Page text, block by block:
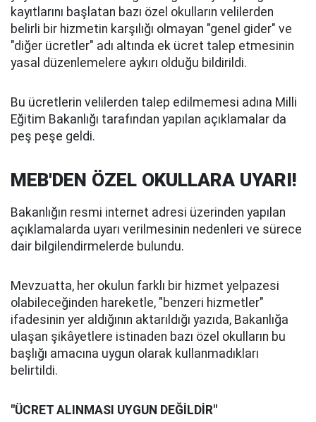
kayıtlarını başlatan bazı özel okulların velilerden
belirli bir hizmetin karşılığı olmayan "genel gider" ve
"diğer ücretler" adı altında ek ücret talep etmesinin
yasal düzenlemelere aykırı olduğu bildirildi.
Bu ücretlerin velilerden talep edilmemesi adına Milli
Eğitim Bakanlığı tarafından yapılan açıklamalar da
peş peşe geldi.
MEB'DEN ÖZEL OKULLARA UYARI!
Bakanlığın resmi internet adresi üzerinden yapılan
açıklamalarda uyarı verilmesinin nedenleri ve sürece
dair bilgilendirmelerde bulundu.
Mevzuatta, her okulun farklı bir hizmet yelpazesi
olabileceğinden hareketle, "benzeri hizmetler"
ifadesinin yer aldığının aktarıldığı yazıda, Bakanlığa
ulaşan şikâyetlere istinaden bazı özel okulların bu
başlığı amacına uygun olarak kullanmadıkları
belirtildi.
"ÜCRET ALINMASI UYGUN DEĞİLDİR"